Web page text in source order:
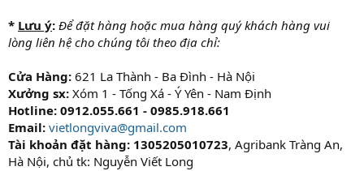
* Lưu ý: Để đặt hàng hoặc mua hàng quý khách hàng vui
lòng liên hệ cho chúng tôi theo địa chỉ:
Cửa Hàng: 621 La Thành - Ba Đình - Hà Nội
Xưởng sx: Xóm 1 - Tống Xá - Ý Yên - Nam Định
Hotline: 0912.055.661 - 0985.918.661
Email: vietlongviva@gmail.com
Tài khoản đặt hàng: 1305205010723, Agribank Tràng An,
Hà Nội, chủ tk: Nguyễn Viết Long